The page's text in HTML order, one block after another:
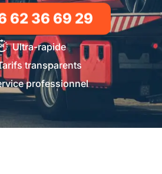
62 36 69 29
Ultra-rapide
transparents
professionnel